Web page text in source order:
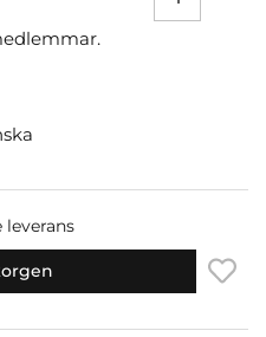
leverans